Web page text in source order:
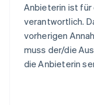
Anbieterin ist für
verantwortlich.
vorherigen
muss der/die
die Anbieterin